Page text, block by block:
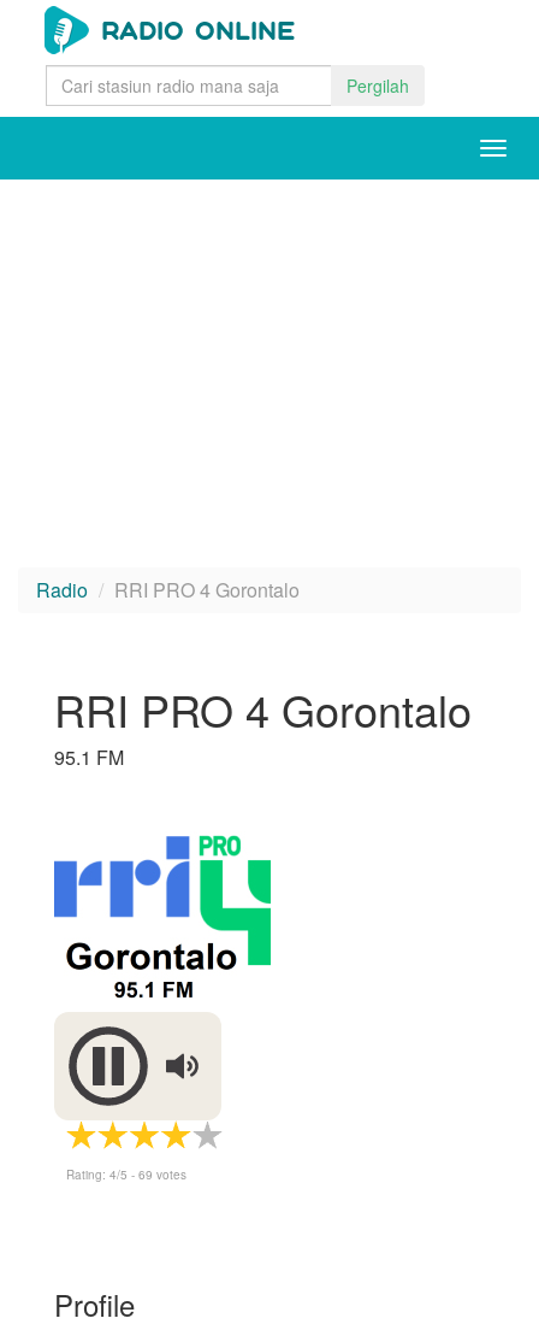
Pergilah
Radio RRI PRO 4 Gorontalo
RRI PRO 4 Gorontalo
95.1 FM
Rating: 4/5 - 69 votes
Profile